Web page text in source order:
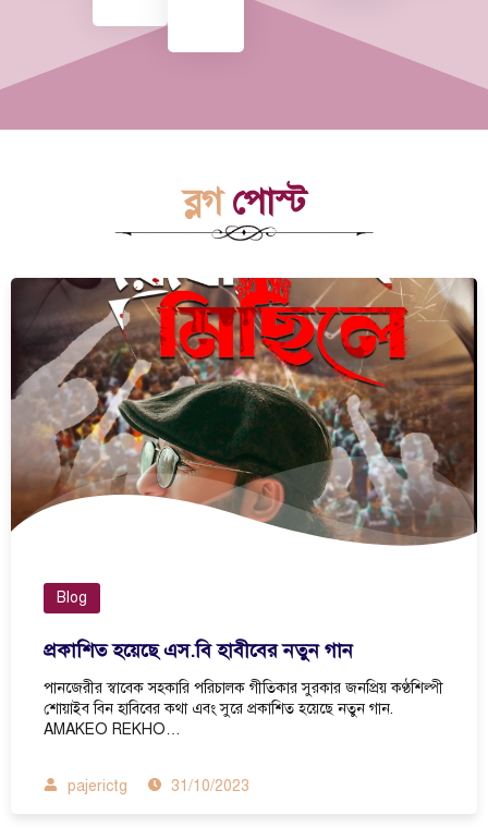
ব্লগপোস্ট
Blog
প্রকাশিত হয়েছে এস.বি হাবীবের নতুন গান
পানজেরীর স্বাবেক সহকারি পরিচালক গীতিকার সুরকার জনপ্রিয় কণ্ঠশিল্পী
শোয়াইব বিন হাবিবের কথা এবং সুরে প্রকাশিত হয়েছে নতুন গান.
AMAKEO REKHO…
pajerictg 31/10/2023